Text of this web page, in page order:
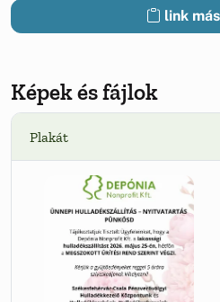
link
Képek és fájlok
Plakát